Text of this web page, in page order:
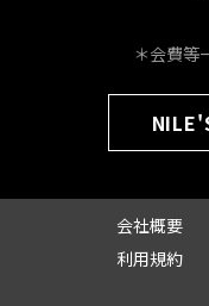
＊会費等
会社概要
利用規約